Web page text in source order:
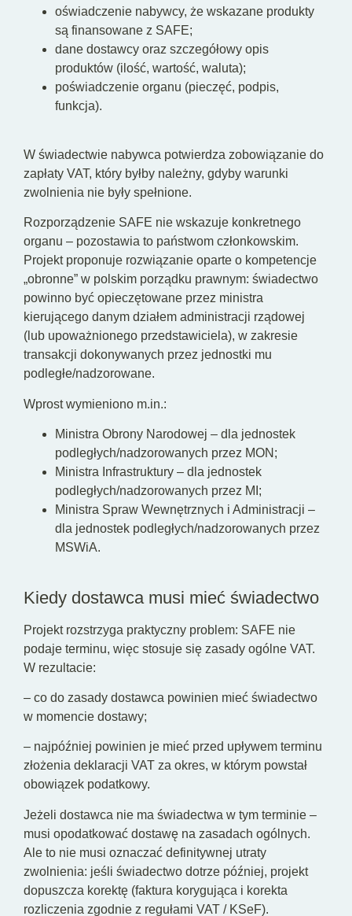
oświadczenie nabywcy, że wskazane produkty
są finansowane z SAFE;
dane dostawcy oraz szczegółowy opis
produktów (ilość, wartość, waluta);
poświadczenie organu (pieczęć, podpis,
funkcja).
W świadectwie nabywca potwierdza zobowiązanie do
zapłaty VAT, który byłby należny, gdyby warunki
zwolnienia nie były spełnione.
Rozporządzenie SAFE nie wskazuje konkretnego
organu – pozostawia to państwom członkowskim.
Projekt proponuje rozwiązanie oparte o kompetencje
„obronne” w polskim porządku prawnym: świadectwo
powinno być opieczętowane przez ministra
kierującego danym działem administracji rządowej
(lub upoważnionego przedstawiciela), w zakresie
transakcji dokonywanych przez jednostki mu
podległe/nadzorowane.
Wprost wymieniono m.in.:
Ministra Obrony Narodowej – dla jednostek
podległych/nadzorowanych przez MON;
Ministra Infrastruktury – dla jednostek
podległych/nadzorowanych przez MI;
Ministra Spraw Wewnętrznych i Administracji –
dla jednostek podległych/nadzorowanych przez
MSWiA.
Kiedy dostawca musi mieć świadectwo
Projekt rozstrzyga praktyczny problem: SAFE nie
podaje terminu, więc stosuje się zasady ogólne VAT.
W rezultacie:
– co do zasady dostawca powinien mieć świadectwo
w momencie dostawy;
– najpóźniej powinien je mieć przed upływem terminu
złożenia deklaracji VAT za okres, w którym powstał
obowiązek podatkowy.
Jeżeli dostawca nie ma świadectwa w tym terminie –
musi opodatkować dostawę na zasadach ogólnych.
Ale to nie musi oznaczać definitywnej utraty
zwolnienia: jeśli świadectwo dotrze później, projekt
dopuszcza korektę (faktura korygująca i korekta
rozliczenia zgodnie z regułami VAT / KSeF).